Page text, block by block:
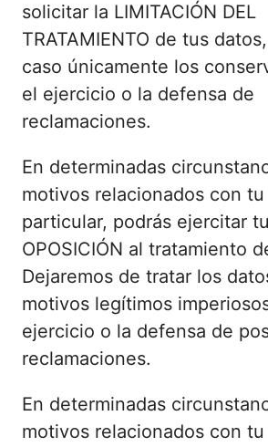
solicitar la LIMITACIÓN DEL
TRATAMIENTO de tus
caso únicamente los
el ejercicio o la defensa de
reclamaciones.
En determinadas
motivos relacionados con
particular, podrás ejercitar
OPOSICIÓN al tratamiento
Dejaremos de tratar los
motivos legítimos
ejercicio o la defensa de
reclamaciones.
En determinadas
motivos relacionados con